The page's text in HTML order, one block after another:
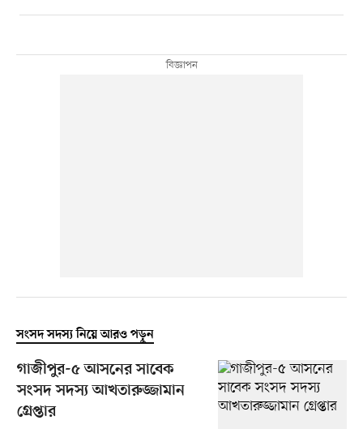
সংসদ সদস্য নিয়ে আরও পড়ুন
গাজীপুর-৫ আসনের সাবেক
সংসদ সদস্য আখতারুজ্জামান
গ্রেপ্তার